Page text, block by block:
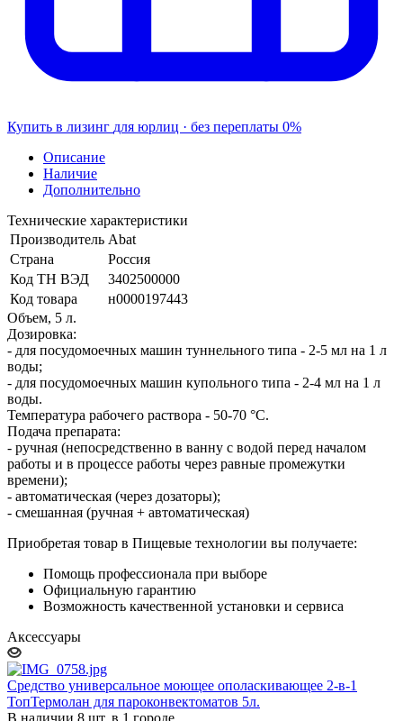
Купить в лизинг для юрлиц · без переплаты 0%
Описание
Наличие
Дополнительно
Технические характеристики
Производитель Abat
Страна
Россия
Код ТН ВЭД
3402500000
Код товара
н0000197443
Объем, 5 л.
Дозировка:
- для посудомоечных машин туннельного типа - 2-5 мл на 1 л
воды;
- для посудомоечных машин купольного типа - 2-4 мл на 1 л
воды.
Температура рабочего раствора - 50-70 °С.
Подача препарата:
- ручная (непосредственно в ванну с водой перед началом
работы и в процессе работы через равные промежутки
времени);
- автоматическая (через дозаторы);
- смешанная (ручная + автоматическая)
Приобретая товар в Пищевые технологии вы получаете:
Помощь профессионала при выборе
Официальную гарантию
Возможность качественной установки и сервиса
Аксессуары
Средство универсальное моющее ополаскивающее 2-в-1
ТопТермолан для пароконвектоматов 5л.
В наличии 8 шт. в 1 городе